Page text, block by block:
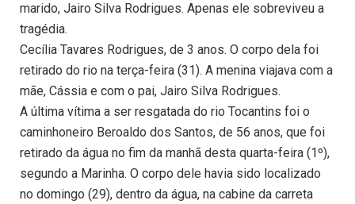
marido, Jairo Silva Rodrigues. Apenas ele sobreviveu a
tragédia.
Cecília Tavares Rodrigues, de 3 anos. O corpo dela foi
retirado do rio na terça-feira (31). A menina viajava com a
mãe, Cássia e com o pai, Jairo Silva Rodrigues.
A última vítima a ser resgatada do rio Tocantins foi o
caminhoneiro Beroaldo dos Santos, de 56 anos, que foi
retirado da água no fim da manhã desta quarta-feira (1º),
segundo a Marinha. O corpo dele havia sido localizado
no domingo (29), dentro da água, na cabine da carreta